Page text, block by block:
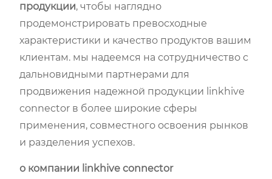
продукции, чтобы наглядно
продемонстрировать превосходные
характеристики и качество продуктов вашим
клиентам. мы надеемся на сотрудничество с
дальновидными партнерами для
продвижения надежной продукции linkhive
connector в более широкие сферы
применения, совместного освоения рынков
и разделения успехов.
о компании linkhive connector